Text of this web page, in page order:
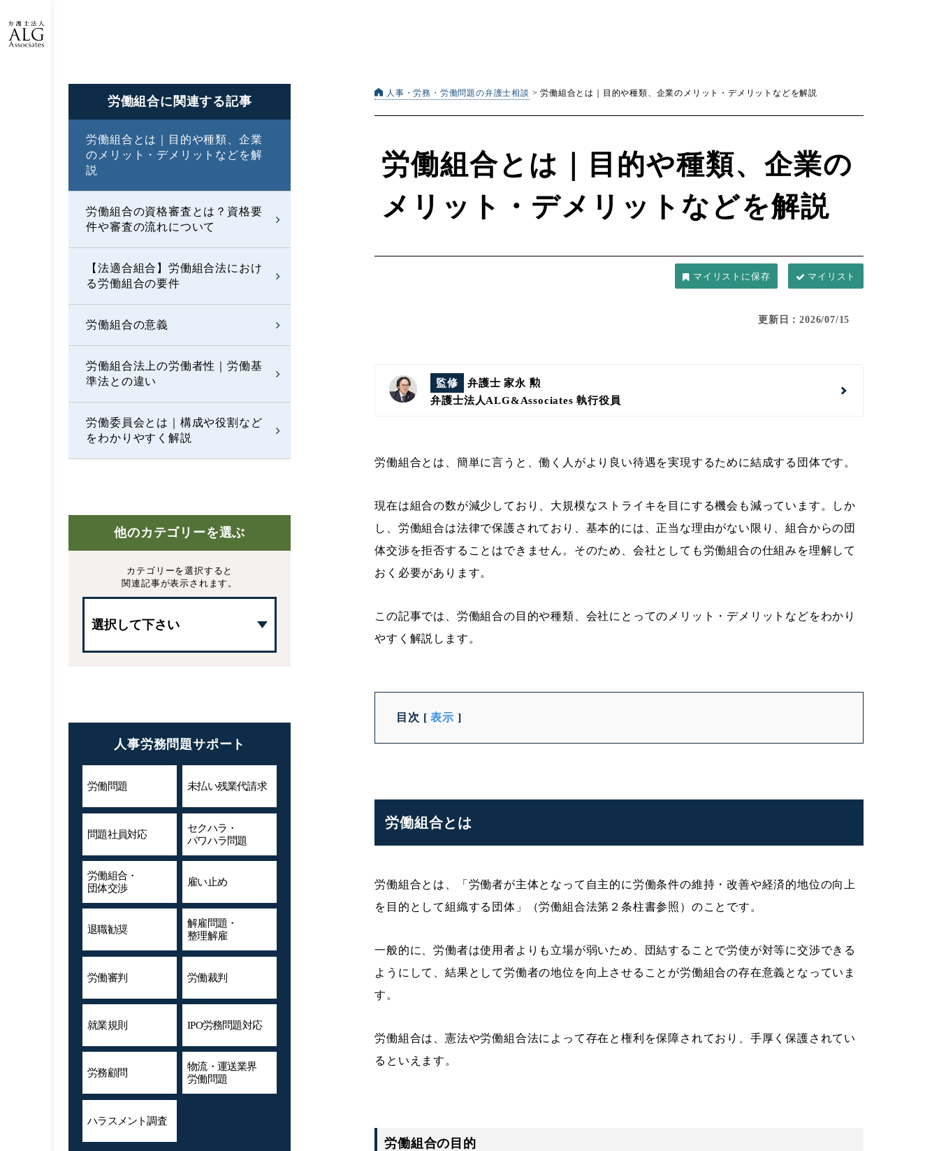
労働組合に 関連する記事
労働組合とは｜目的や種類、企業
のメリット・デメリットなどを解
説
労働組合の資格審査とは？資格要
件や審査の流れについて
【法適合組合】労働組合法におけ
る労働組合の要件
労働組合の意義
労働組合法上の労働者性｜労働基
準法との違い
労働委員会とは｜構成や役割など
をわかりやすく解説
他のカテゴリーを選ぶ
カテゴリーを選択すると
関連記事が表示されます。
人事労務問題サポート
労働問題 未払い残業代請求
問題社員対応
セクハラ・
パワハラ問題
労働組合・
団体交渉
雇い止め
退職勧奨
解雇問題・
整理解雇
労働審判 労働裁判
就業規則 IPO労務問題対応
労務顧問
物流・運送業界
労働問題
ハラスメント調査
人事・労務・労働問題の弁護士相談 >労働組合とは｜目的や種類、企業のメリット・デメリットなどを解説
労働組合とは｜目的や種類、企業の
メリット・デメリットなどを解説
マイリスト
更新日：2026/07/15
監修
弁護士 家永 勲
弁護士法人ALG&Associates執行役員
労働組合とは、簡単に言うと、働く人がより良い待遇を実現するために結成する団体です。
現在は組合の数が減少しており、大規模なストライキを目にする機会も減っています。しか
し、労働組合は法律で保護されており、基本的には、正当な理由がない限り、組合からの団
体交渉を拒否することはできません。そのため、会社としても労働組合の仕組みを理解して
おく必要があります。
この記事では、労働組合の目的や種類、会社にとってのメリット・デメリットなどをわかり
やすく解説します。
目次 [ 表示 ]
労働組合とは
労働組合とは、「労働者が主体となって自主的に労働条件の維持・改善や経済的地位の向上
を目的として組織する団体」（労働組合法第２条柱書参照）のことです。
一般的に、労働者は使用者よりも立場が弱いため、団結することで労使が対等に交渉できる
ようにして、結果として労働者の地位を向上させることが労働組合の存在意義となっていま
す。
労働組合は、憲法や労働組合法によって存在と権利を保障されており、手厚く保護されてい
るといえます。
労働組合の目的